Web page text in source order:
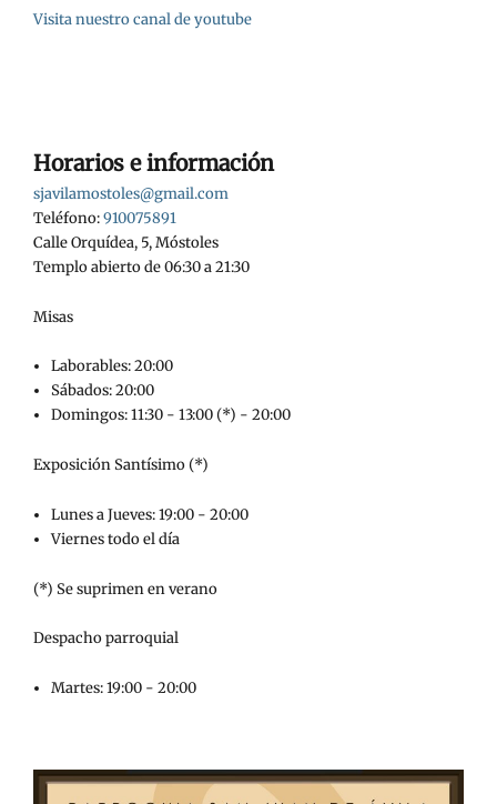
Visita nuestro canal de youtube
Horarios e información
sjavilamostoles@gmail.com
Teléfono:910075891
Calle Orquídea, 5, Móstoles
Templo abierto de 06:30 a 21:30
Misas
Laborables: 20:00
Sábados: 20:00
Domingos: 11:30 - 13:00 (*) - 20:00
Exposición Santísimo (*)
Lunes a Jueves: 19:00 - 20:00
Viernes todo el día
(*) Se suprimen en verano
Despacho parroquial
Martes: 19:00 - 20:00